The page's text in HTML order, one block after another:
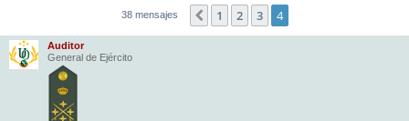
38 mensajes Anterior
1 2 3 4
Auditor
General de Ejército